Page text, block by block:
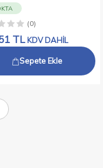
(0)
TL KDV DAHİL
Sepete Ekle